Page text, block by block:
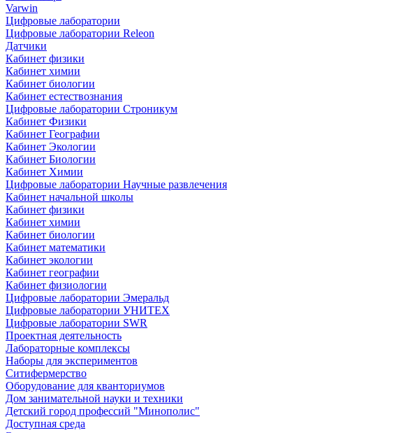
Varwin
Цифровые лаборатории
Цифровые лаборатории Releon
Датчики
Кабинет физики
Кабинет химии
Кабинет биологии
Кабинет естествознания
Цифровые лаборатории Строникум
Кабинет Физики
Кабинет Географии
Кабинет Экологии
Кабинет Биологии
Кабинет Химии
Цифровые лаборатории Научные развлечения
Кабинет начальной школы
Кабинет физики
Кабинет химии
Кабинет биологии
Кабинет математики
Кабинет экологии
Кабинет географии
Кабинет физиологии
Цифровые лаборатории Эмеральд
Цифровые лаборатории УНИТЕХ
Цифровые лаборатории SWR
Проектная деятельность
Лабораторные комплексы
Наборы для экспериментов
Ситифермерство
Оборудование для кванториумов
Дом занимательной науки и техники
Детский город профессий "Минополис"
Доступная среда